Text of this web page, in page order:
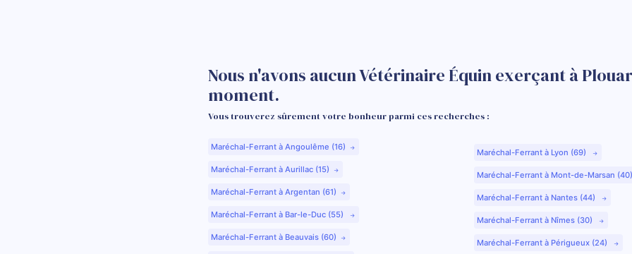
Nous n'avons aucun Vétérinaire Équin exerçant à
moment.
Vous trouverez sûrement votre bonheur parmi ces recherches :
Maréchal-Ferrant à Angoulême (16)
Maréchal-Ferrant à Aurillac (15)
Maréchal-Ferrant à Argentan (61)
Maréchal-Ferrant à Bar-le-Duc (55)
Maréchal-Ferrant à Beauvais (60)
Maréchal-Ferrant à Lyon (69)
Maréchal-Ferrant à Mont-de-Marsan
Maréchal-Ferrant à Nantes (44)
Maréchal-Ferrant à Nîmes (30)
Maréchal-Ferrant à Périgueux (24)